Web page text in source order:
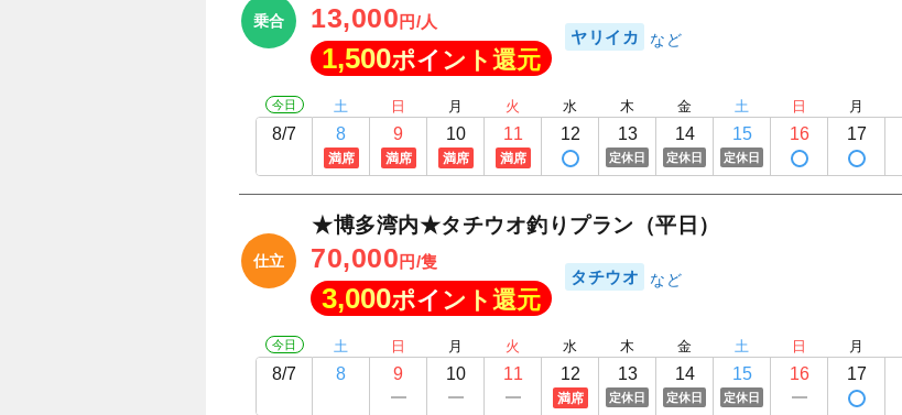
乗合 13,000 円/人
1,500ポイント還元
ヤリイカ
今日
8/7
土
8
満席
日
9
満席
月
10
満席
火
11
満席
水
12
木
13
定休日
金
14
定休日
土
15
定休日
日
16
月
17
仕立
★博多湾内★タチウオ釣りプラン（平日）
70,000 円/隻
3,000ポイント還元
タチウオ
今日
8/7
土
8
日
9
月
10
火
11
水
12
満席
木
13
定休日
金
14
定休日
土
15
定休日
日
16
月
17